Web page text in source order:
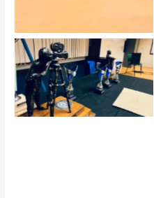
De prijzen